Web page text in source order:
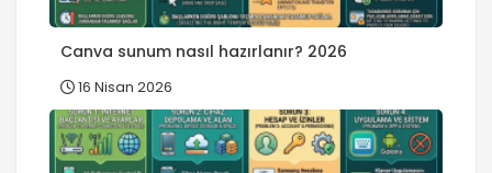
Canva sunum nasıl hazırlanır? 2026
16 Nisan 2026